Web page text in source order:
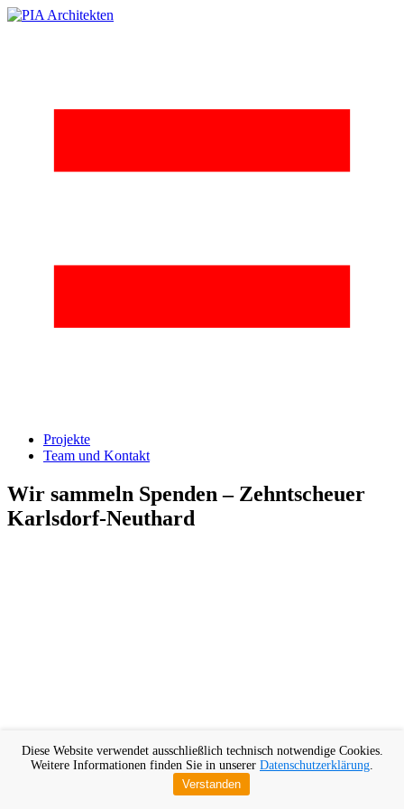
Projekte
Team und Kontakt
Wir sammeln Spenden – Zehntscheuer
Karlsdorf-Neuthard
Diese Website verwendet ausschließlich technisch notwendige Cookies.
Weitere Informationen finden Sie in unserer Datenschutzerklärung.
Verstanden